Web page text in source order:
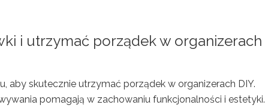
i utrzymać porządek w organizerach
aby skutecznie utrzymać porządek w organizerach DIY.
pomagają w zachowaniu funkcjonalności i estetyki.